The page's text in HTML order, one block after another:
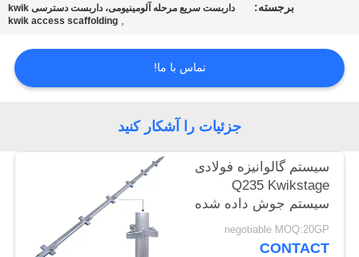
نقل
قول
سایت
PRIVACY
POLICY
برجسته: داربست سریع مرحله آلومینیومی، داربست دسترسی kwik
,
kwik access scaffolding
تماس با ما!
جزئیات را آشکار کنید
سیستم گالوانیزه فولادی
Q235 Kwikstage
سیستم جوش داده شده
با دیاکسیدکربن عمودی
negotiable MOQ:20GP
CONTACT